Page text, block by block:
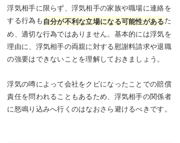
浮気相手に限らず、浮気相手の家族や職場に連絡を
する行為も 自分が不利な立場になる可能性があるた
め、適切な行為ではありません。基本的には浮気を
理由に、浮気相手の両親に対する慰謝料請求や退職
の強要はできないことを理解しておきましょう。
浮気の噂によって会社をクビになったことでの賠償
責任を問われることもあるため、浮気相手の関係者
に怒鳴り込みへ行くのはなおさら避けるべきです。